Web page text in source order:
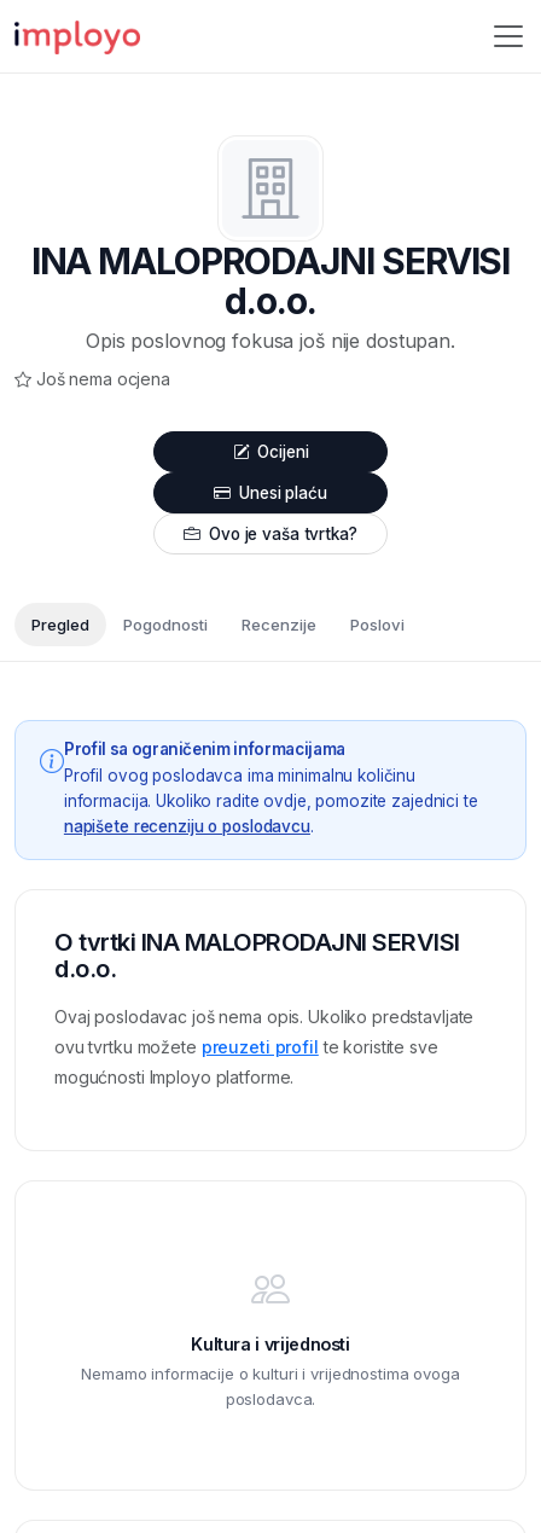
INA MALOPRODAJNI SERVISI
d.o.o.
Opis poslovnog fokusa još nije dostupan.
Još nema ocjena
Ocijeni
Unesi plaću
Ovo je vaša tvrtka?
Pregled Pogodnosti Recenzije Poslovi
Profil sa ograničenim informacijama
Profil ovog poslodavca ima minimalnu količinu
informacija. Ukoliko radite ovdje, pomozite zajednici te
napišete recenziju o poslodavcu.
O tvrtki INA MALOPRODAJNI SERVISI
d.o.o.
Ovaj poslodavac još nema opis. Ukoliko predstavljate
ovu tvrtku možete preuzeti profil te koristite sve
mogućnosti Imployo platforme.
Kultura i vrijednosti
Nemamo informacije o kulturi i vrijednostima ovoga
poslodavca.